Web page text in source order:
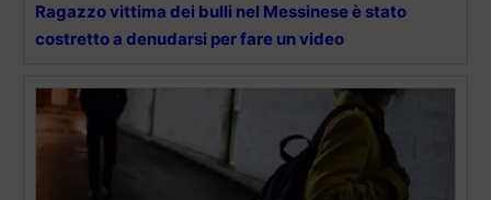
Ragazzo vittima dei bulli nel Messinese è stato
costretto a denudarsi per fare un video